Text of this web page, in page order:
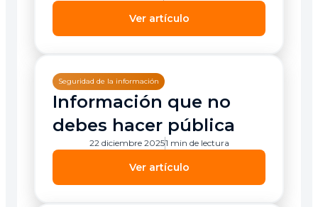
Ver artículo
Seguridad de la información
Información que no
debes hacer pública
Ver artículo
22 diciembre 20251 min de lectura